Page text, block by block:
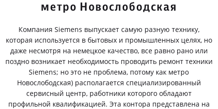
метро Новослободская
Компания Siemens выпускает самую разную технику,
которая используется в бытовых и промышленных целях, но
даже несмотря на немецкое качество, все равно рано или
поздно возникает необходимость проводить ремонт техники
Siemens; но это не проблема, потому как метро
Новослободская) располагается специализированный
сервисный центр, работники которого обладают
профильной квалификацией. Эта контора представлена на